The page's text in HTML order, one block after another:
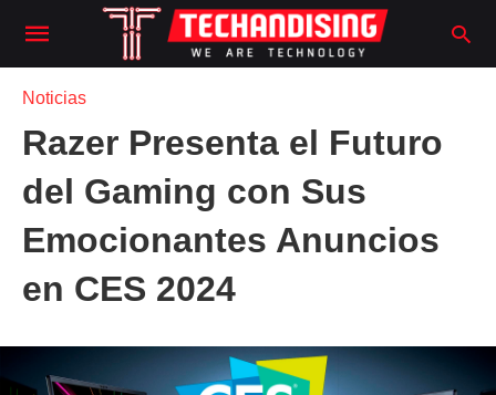
Noticias
Razer Presenta el Futuro
del Gaming con Sus
Emocionantes Anuncios
en CES 2024